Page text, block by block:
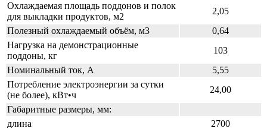
Охлаждаемая площадь поддонов и полок
для выкладки продуктов, м2
2,05
Полезный охлаждаемый объём, м3
0,64
Нагрузка на демонстрационные
поддоны, кг
103
Номинальный ток, A
5,55
Потребление электроэнергии за сутки
(не более), кВт•ч
24,00
Габаритные размеры, мм:
длина
2700